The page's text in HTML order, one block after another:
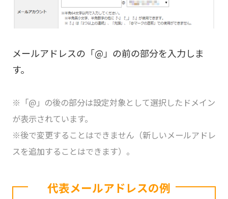
メールアドレスの「@」の前の部分を入力しま
す。
※「@」の後の部分は設定対象として選択したドメイン
が表示されています。
※後で変更することはできません（新しいメールアドレ
スを追加することはできます）。
代表メールアドレスの例